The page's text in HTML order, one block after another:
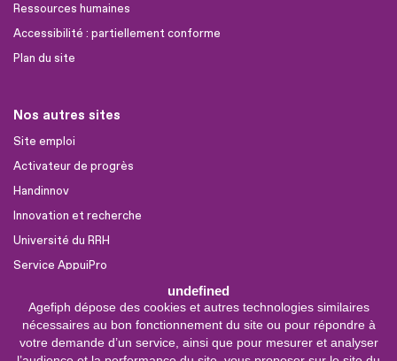
undefined
Agefiph dépose des cookies et autres technologies similaires
nécessaires au bon fonctionnement du site ou pour répondre à
votre demande d’un service, ainsi que pour mesurer et analyser
Ressources humaines
Accessibilité : partiellement conforme
Plan du site
Nos autres sites
Site emploi
Activateur de progrès
Handinnov
Innovation et recherche
Université du RRH
Service AppuiPro
Nous suivre
Youtube